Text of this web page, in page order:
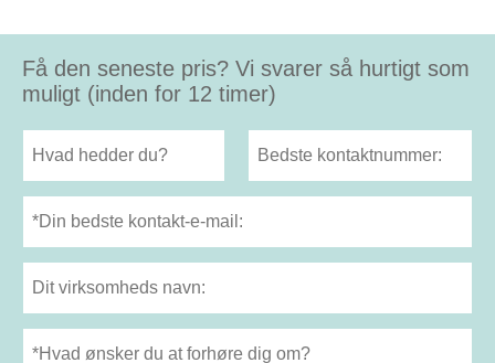
Få den seneste pris? Vi svarer så hurtigt som
muligt (inden for 12 timer)